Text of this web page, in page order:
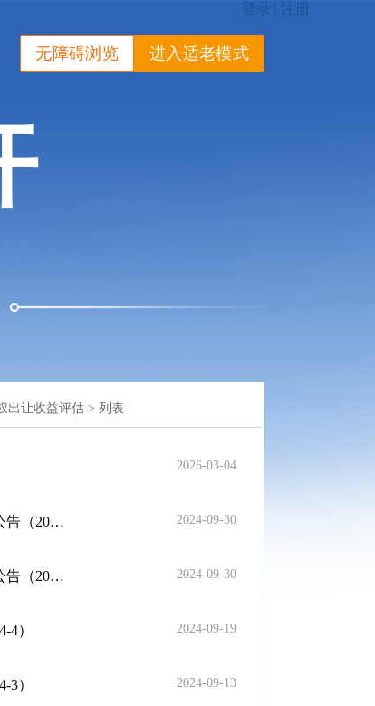
无障碍浏览 进入适老模式
出让收益评估 > 列表
2026-03-04
4） 2024-09-30
3） 2024-09-30
4） 2024-09-19
3） 2024-09-13